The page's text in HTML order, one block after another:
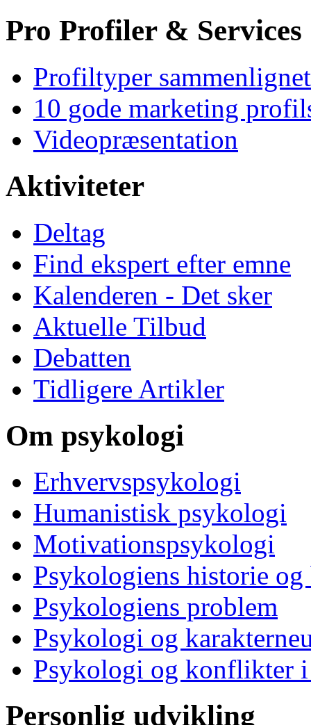
Pro Profiler & Services
Profiltyper sammenlignet
10 gode marketing
Videopræsentation
Aktiviteter
Deltag
Find ekspert efter emne
Kalenderen - Det sker
Aktuelle Tilbud
Debatten
Tidligere Artikler
Om psykologi
Erhvervspsykologi
Humanistisk psykologi
Motivationspsykologi
Psykologiens historie og
Psykologiens problem
Psykologi og
Psykologi og konflikter
Personlig udvikling